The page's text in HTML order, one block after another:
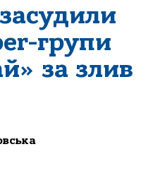
групи
за злив